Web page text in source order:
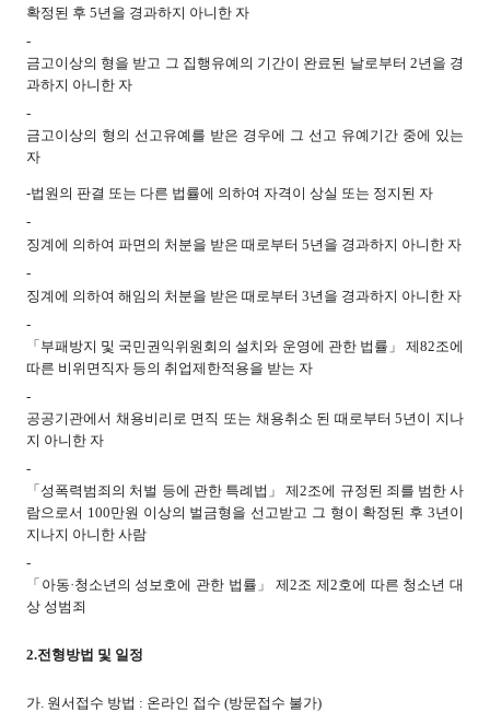
확정된 후 5년을 경과하지 아니한 자
-
금고이상의 형을 받고 그 집행유예의 기간이 완료된 날로부터 2년을 경
과하지 아니한 자
-
금고이상의 형의 선고유예를 받은 경우에 그 선고 유예기간 중에 있는
자
-법원의 판결 또는 다른 법률에 의하여 자격이 상실 또는 정지된 자
-
징계에 의하여 파면의 처분을 받은 때로부터 5년을 경과하지 아니한 자
-
징계에 의하여 해임의 처분을 받은 때로부터 3년을 경과하지 아니한 자
-
「부패방지 및 국민권익위원회의 설치와 운영에 관한 법률」 제82조에
따른 비위면직자 등의 취업제한적용을 받는 자
-
공공기관에서 채용비리로 면직 또는 채용취소 된 때로부터 5년이 지나
지 아니한 자
-
「성폭력범죄의 처벌 등에 관한 특례법」 제2조에 규정된 죄를 범한 사
람으로서 100만원 이상의 벌금형을 선고받고 그 형이 확정된 후 3년이
지나지 아니한 사람
-
「아동·청소년의 성보호에 관한 법률」 제2조 제2호에 따른 청소년 대
상 성범죄
2.전형방법 및 일정
가. 원서접수 방법 : 온라인 접수 (방문접수 불가)